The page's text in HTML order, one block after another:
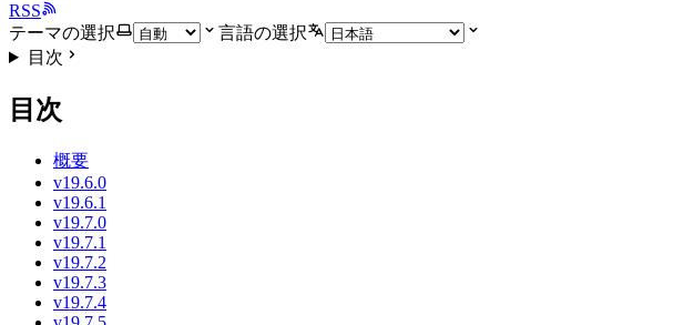
RSS
テーマの選択
言語の選択
目次
目次
概要
v19.6.0
v19.6.1
v19.7.0
v19.7.1
v19.7.2
v19.7.3
v19.7.4